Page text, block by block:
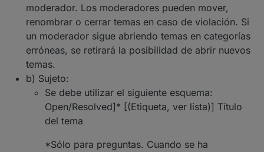
moderador. Los moderadores pueden mover,
renombrar o cerrar temas en caso de violación. Si
un moderador sigue abriendo temas en categorías
erróneas, se retirará la posibilidad de abrir nuevos
temas.
b) Sujeto:
Se debe utilizar el siguiente esquema:
Open/Resolved]* [(Etiqueta, ver lista)] Título
del tema
*Sólo para preguntas. Cuando se ha